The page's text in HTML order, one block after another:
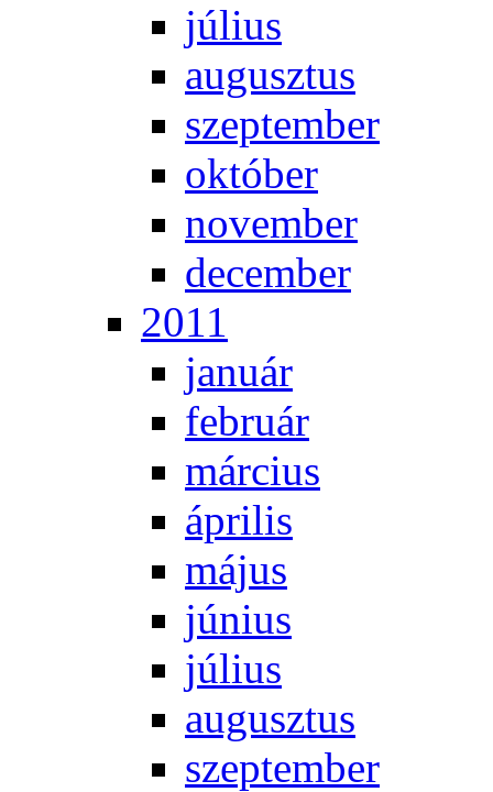
jú­li­us
au­gusz­tus
szep­tem­ber
ok­tó­ber
no­vem­ber
de­cem­ber
2011
ja­nu­ár
feb­ru­ár
már­ci­us
áp­ri­lis
má­jus
jú­ni­us
jú­li­us
au­gusz­tus
szep­tem­ber